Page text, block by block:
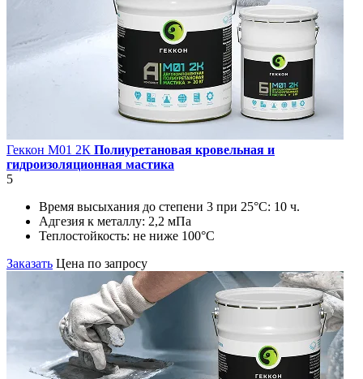
Геккон М01 2К Полиуретановая кровельная и
гидроизоляционная мастика
5
Время высыхания до степени 3 при 25°С: 10 ч.
Адгезия к металлу: 2,2 мПа
Теплостойкость: не ниже 100°С
Заказать Цена по запросу